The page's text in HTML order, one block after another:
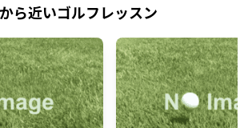
から近いゴルフレッスン